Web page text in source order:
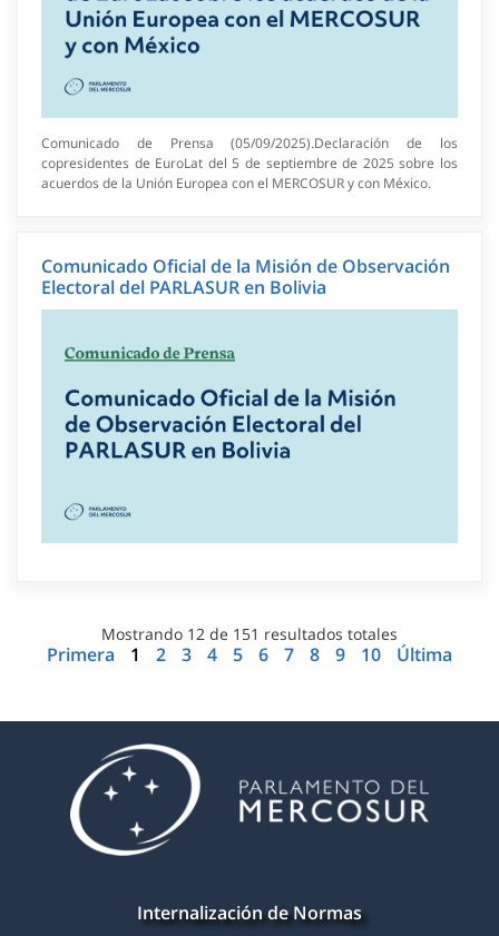
Comunicado de Prensa (05/09/2025).Declaración de los
copresidentes de EuroLat del 5 de septiembre de 2025 sobre los
acuerdos de la Unión Europea con el MERCOSUR y con México.
Comunicado Oficial de la Misión de Observación
Electoral del PARLASUR en Bolivia
Mostrando 12 de 151 resultados totales
Primera 1 2 3 4 5 6 7 8 9 10 Última
Internalización de Normas